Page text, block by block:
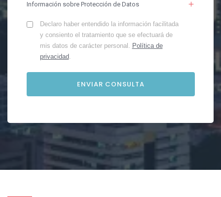
Información sobre Protección de Datos
Declaro haber entendido la información facilitada
y consiento el tratamiento que se efectuará de
mis datos de carácter personal. Política de
privacidad.